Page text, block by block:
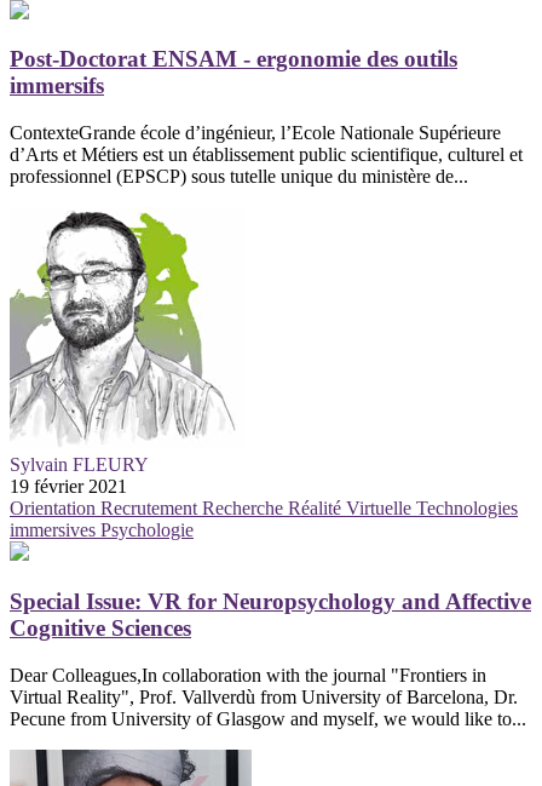
Post-Doctorat ENSAM - ergonomie des outils
immersifs
ContexteGrande école d’ingénieur, l’Ecole Nationale Supérieure
d’Arts et Métiers est un établissement public scientifique, culturel et
professionnel (EPSCP) sous tutelle unique du ministère de...
Sylvain FLEURY
19 février 2021
Orientation Recrutement Recherche Réalité Virtuelle Technologies
immersives Psychologie
Special Issue: VR for Neuropsychology and Affective
Cognitive Sciences
Dear Colleagues,In collaboration with the journal "Frontiers in
Virtual Reality", Prof. Vallverdù from University of Barcelona, Dr.
Pecune from University of Glasgow and myself, we would like to...